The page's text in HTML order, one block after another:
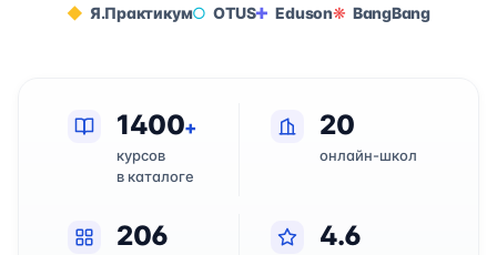
Я.Практикум
OTUS Eduson BangBang
1400+
курсов
в каталоге
20
онлайн-школ
206 4.6